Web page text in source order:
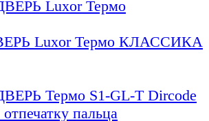
Luxor Термо КЛАССИКА